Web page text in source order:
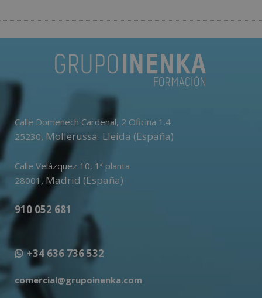
Calle Domenech Cardenal, 2 Oficina 1.4
25230, Mollerussa. Lleida (España)
Calle Velázquez 10, 1ª planta
28001, Madrid (España)
910 052 681
+34 636 736 532
comercial@grupoinenka.com